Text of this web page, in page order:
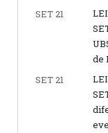
SET 21
de
SET 21